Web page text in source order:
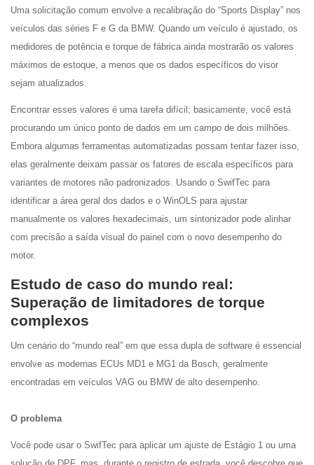
Uma solicitação comum envolve a recalibração do “Sports Display” nos
veículos das séries F e G da BMW. Quando um veículo é ajustado, os
medidores de potência e torque de fábrica ainda mostrarão os valores
máximos de estoque, a menos que os dados específicos do visor
sejam atualizados.
Encontrar esses valores é uma tarefa difícil; basicamente, você está
procurando um único ponto de dados em um campo de dois milhões.
Embora algumas ferramentas automatizadas possam tentar fazer isso,
elas geralmente deixam passar os fatores de escala específicos para
variantes de motores não padronizados. Usando o SwifTec para
identificar a área geral dos dados e o WinOLS para ajustar
manualmente os valores hexadecimais, um sintonizador pode alinhar
com precisão a saída visual do painel com o novo desempenho do
motor.
Estudo de caso do mundo real:
Superação de limitadores de torque
complexos
Um cenário do “mundo real” em que essa dupla de software é essencial
envolve as modernas ECUs MD1 e MG1 da Bosch, geralmente
encontradas em veículos VAG ou BMW de alto desempenho.
O problema
Você pode usar o SwifTec para aplicar um ajuste de Estágio 1 ou uma